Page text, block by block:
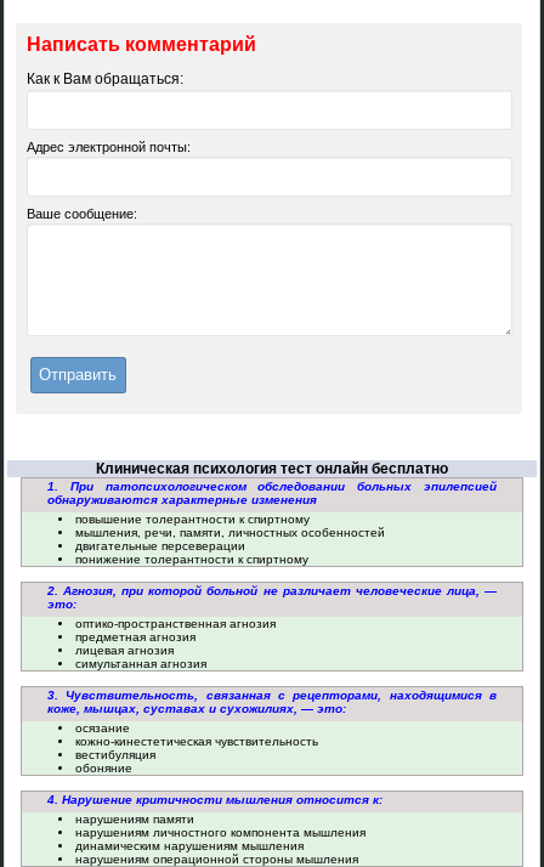
Написать комментарий
Как к Вам обращаться:
Адрес электронной почты:
Ваше сообщение:
Клиническая психология тест онлайн бесплатно
1. При патопсихологическом обследовании больных эпилепсией
обнаруживаются характерные изменения
повышение толерантности к спиртному
мышления, речи, памяти, личностных особенностей
двигательные персеверации
понижение толерантности к спиртному
2. Агнозия, при которой больной не различает человеческие лица, —
это:
оптико-пространственная агнозия
предметная агнозия
лицевая агнозия
симультанная агнозия
3. Чувствительность, связанная с рецепторами, находящимися в
коже, мышцах, суставах и сухожилиях, — это:
осязание
кожно-кинестетическая чувствительность
вестибуляция
обоняние
4. Нарушение критичности мышления относится к:
нарушениям памяти
нарушениям личностного компонента мышления
динамическим нарушениям мышления
нарушениям операционной стороны мышления